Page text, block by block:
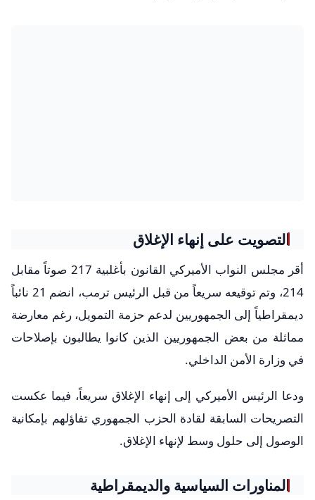
التصويت على إنهاء الإغلاق
أقر مجلس النواب الأميركي القانون بأغلبية 217 صوتاً مقابل
214، وتم توقيعه سريعاً من قبل الرئيس ترمب، انضم 21 نائباً
ديمقراطياً إلى الجمهوريين لدعم حزمة التمويل، رغم معارضة
مماثلة من بعض الجمهوريين الذين كانوا يطالبون بإصلاحات
في وزارة الأمن الداخلي.
ودعا الرئيس الأميركي إلى إنهاء الإغلاق سريعاً، فيما عكست
التصريحات السابقة لقادة الحزب الجمهوري تفاؤلهم بإمكانية
الوصول إلى حلول وسط لإنهاء الإغلاق.
المناورات السياسية والديمقراطية